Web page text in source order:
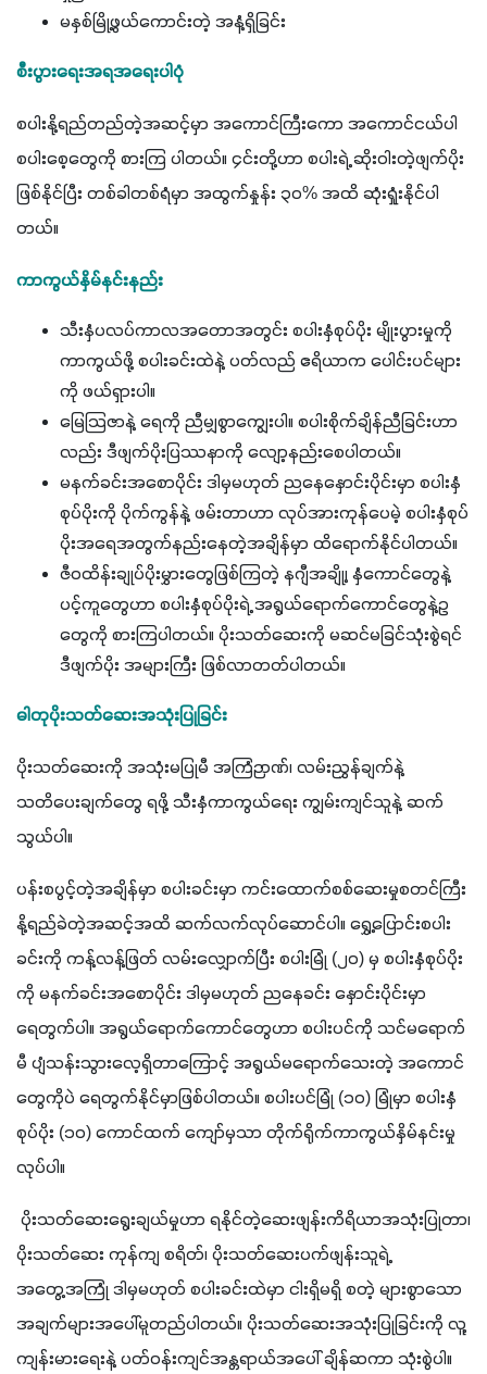
မနှစ်မြို့ဖွယ်ကောင်းတဲ့ အနံ့ရှိခြင်း
စီးပွားရေးအရအရေးပါပုံ
စပါးနို့ရည်တည်တဲ့အဆင့်မှာ အကောင်ကြီးကော အကောင်ငယ်ပါ
စပါးစေ့တွေကို စားကြ ပါတယ်။ ၄င်းတို့ဟာ စပါးရဲ့ ဆိုးဝါးတဲ့ဖျက်ပိုး
ဖြစ်နိုင်ပြီး တစ်ခါတစ်ရံမှာ အထွက်နှုန်း ၃၀% အထိ ဆုံးရှုံးနိုင်ပါ
တယ်။
ကာကွယ်နှိမ်နင်းနည်း
သီးနှံပလပ်ကာလအတောအတွင်း စပါးနှံစုပ်ပိုး မျိုးပွားမှုကို
ကာကွယ်ဖို့ စပါးခင်းထဲနဲ့ ပတ်လည် ဧရိယာက ပေါင်းပင်များ
ကို ဖယ်ရှားပါ။
မြေသြဇာနဲ့ ရေကို ညီမျှစွာကျွေးပါ။ စပါးစိုက်ချိန်ညီခြင်းဟာ
လည်း ဒီဖျက်ပိုးပြဿနာကို လျော့နည်းစေပါတယ်။
မနက်ခင်းအစောပိုင်း ဒါမှမဟုတ် ညနေနှောင်းပိုင်းမှာ စပါးနှံ
စုပ်ပိုးကို ပိုက်ကွန်နဲ့ ဖမ်းတာဟာ လုပ်အားကုန်ပေမဲ့ စပါးနှံစုပ်
ပိုးအရေအတွက်နည်းနေတဲ့အချိန်မှာ ထိရောက်နိုင်ပါတယ်။
ဇီဝထိန်းချုပ်ပိုးမွှားတွေဖြစ်ကြတဲ့ နဂျီအချို့၊ နှံကောင်တွေနဲ့
ပင့်ကူတွေဟာ စပါးနှံစုပ်ပိုးရဲ့ အရွယ်ရောက်ကောင်တွေနဲ့ဥ
တွေကို စားကြပါတယ်။ ပိုးသတ်ဆေးကို မဆင်မခြင်သုံးစွဲရင်
ဒီဖျက်ပိုး အများကြီး ဖြစ်လာတတ်ပါတယ်။
ဓါတုပိုးသတ်ဆေးအသုံးပြုခြင်း
ပိုးသတ်ဆေးကို အသုံးမပြုမီ အကြံဉာဏ်၊ လမ်းညွှန်ချက်နဲ့
သတိပေးချက်တွေ ရဖို့ သီးနှံကာကွယ်ရေး ကျွမ်းကျင်သူနဲ့ ဆက်
သွယ်ပါ။
ပန်းစပွင့်တဲ့အချိန်မှာ စပါးခင်းမှာ ကင်းထောက်စစ်ဆေးမှုစတင်ကြီး
နို့ရည်ခဲတဲ့အဆင့်အထိ ဆက်လက်လုပ်ဆောင်ပါ။ ရွှေ့ပြောင်းစပါး
ခင်းကို ကန့်လန့်ဖြတ် လမ်းလျှောက်ပြီး စပါးမြုံ (၂၀) မှ စပါးနှံစုပ်ပိုး
ကို မနက်ခင်းအစောပိုင်း ဒါမှမဟုတ် ညနေခင်း နှောင်းပိုင်းမှာ
ရေတွက်ပါ။ အရွယ်ရောက်ကောင်တွေဟာ စပါးပင်ကို သင်မရောက်
မီ ပျံသန်းသွားလေ့ရှိတာကြောင့် အရွယ်မရောက်သေးတဲ့ အကောင်
တွေကိုပဲ ရေတွက်နိုင်မှာဖြစ်ပါတယ်။ စပါးပင်မြုံ (၁၀) မြုံမှာ စပါးနှံ
စုပ်ပိုး (၁၀) ကောင်ထက် ကျော်မှသာ တိုက်ရိုက်ကာကွယ်နှိမ်နင်းမှု
လုပ်ပါ။
ပိုးသတ်ဆေးရွေးချယ်မှုဟာ ရနိုင်တဲ့ဆေးဖျန်းကိရိယာအသုံးပြုတာ၊
ပိုးသတ်ဆေး ကုန်ကျ စရိတ်၊ ပိုးသတ်ဆေးပက်ဖျန်းသူရဲ့
အတွေ့အကြုံ ဒါမှမဟုတ် စပါးခင်းထဲမှာ ငါးရှိမရှိ စတဲ့ များစွာသော
အချက်များအပေါ်မူတည်ပါတယ်။ ပိုးသတ်ဆေးအသုံးပြုခြင်းကို လူ့
ကျန်းမားရေးနဲ့ ပတ်ဝန်းကျင်အန္တရာယ်အပေါ် ချိန်ဆကာ သုံးစွဲပါ။